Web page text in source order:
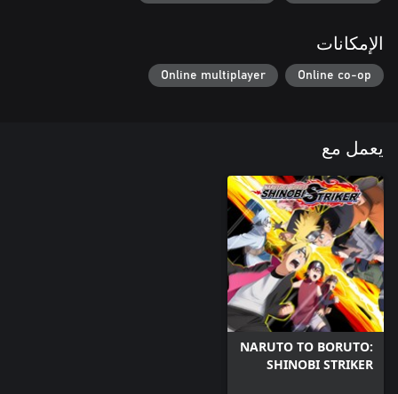
الإمكانات
Online co-op
Online multiplayer
يعمل مع
NARUTO TO BORUTO:
SHINOBI STRIKER